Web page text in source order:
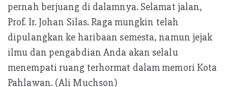
pernah berjuang di dalamnya. Selamat jalan,
Prof. Ir. Johan Silas. Raga mungkin telah
dipulangkan ke haribaan semesta, namun jejak
ilmu dan pengabdian Anda akan selalu
menempati ruang terhormat dalam memori Kota
Pahlawan. (Ali Muchson)